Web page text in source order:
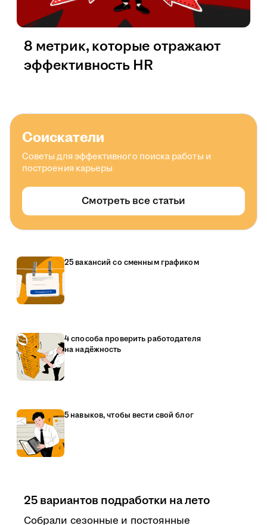
8 метрик, которые отражают
эффективность HR
Соискатели
Советы для эффективного поиска работы и
построения карьеры
Смотреть все статьи
25 вакансий со сменным графиком
4 способа проверить работодателя
на надёжность
5 навыков, чтобы вести свой блог
25 вариантов подработки на лето
Собрали сезонные и постоянные